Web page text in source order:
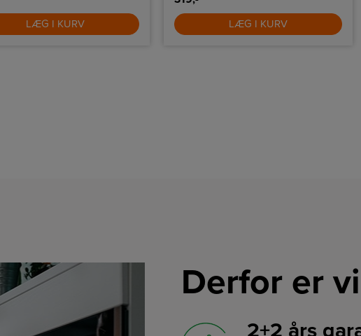
LÆG I KURV LÆG I KURV
Derfor er
2+2 års